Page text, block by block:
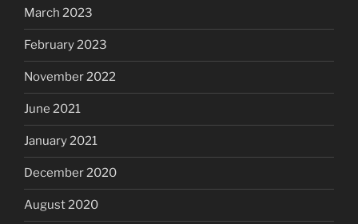
March 2023
February 2023
November 2022
June 2021
January 2021
December 2020
August 2020